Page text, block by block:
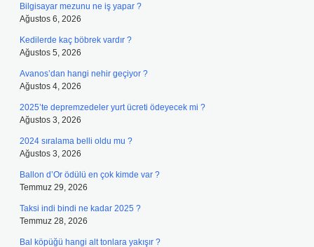
Bilgisayar mezunu ne iş yapar ?
Ağustos 6, 2026
Kedilerde kaç böbrek vardır ?
Ağustos 5, 2026
Avanos’dan hangi nehir geçiyor ?
Ağustos 4, 2026
2025’te depremzedeler yurt ücreti ödeyecek mi ?
Ağustos 3, 2026
2024 sıralama belli oldu mu ?
Ağustos 3, 2026
Ballon d’Or ödülü en çok kimde var ?
Temmuz 29, 2026
Taksi indi bindi ne kadar 2025 ?
Temmuz 28, 2026
Bal köpüğü hangi alt tonlara yakışır ?